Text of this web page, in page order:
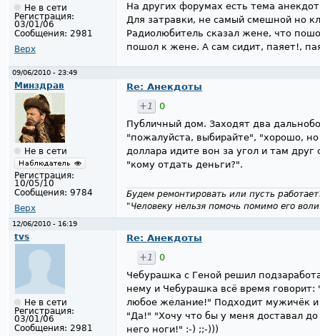
Не в сети
Регистрация:
03/01/06
Сообщения: 2981
Верх
На других форумах есть тема
Для затравки, не самый смешной но
Радиолюбитель сказал жене, что
пошол к жене. А сам сидит, паяет!,
09/06/2010 - 23:49
Минздрав
Не в сети
Регистрация:
10/05/10
Сообщения: 9784
Верх
Re: Анекдоты
+1
0
Публичный дом. Заходят два
"пожалуйста, выбирайте", "хорошо,
доллара идите вон за угол и там
"кому отдать деньги?".
Будем ремонтировать или пусть
"Человеку нельзя помочь помимо его
12/06/2010 - 16:19
tvs
Не в сети
Регистрация:
03/01/06
Сообщения: 2981
Re: Анекдоты
+1
0
Чебурашка с Геной решил
нему и Чебурашка всё время
любое желание!" Подходит мужичёк
"Да!" "Хочу что бы у меня доставал
него ноги!" :-) ;;-)))